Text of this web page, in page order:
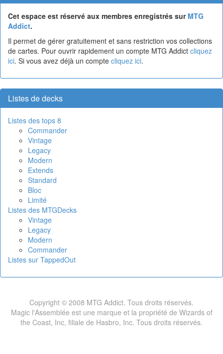
Cet espace est réservé aux membres enregistrés sur MTG
Addict.
Il permet de gérer gratuitement et sans restriction vos collections
de cartes. Pour ouvrir rapidement un compte MTG Addict cliquez
ici. Si vous avez déjà un compte cliquez ici.
Listes de decks
Listes des tops 8
Commander
Vintage
Legacy
Modern
Extends
Standard
Bloc
Limité
Listes des MTGDecks
Vintage
Legacy
Modern
Commander
Listes sur TappedOut
Copyright © 2008 MTG Addict. Tous droits réservés.
Magic l'Assemblée est une marque et la propriété de Wizards of
the Coast, Inc, filiale de Hasbro, Inc. Tous droits réservés.